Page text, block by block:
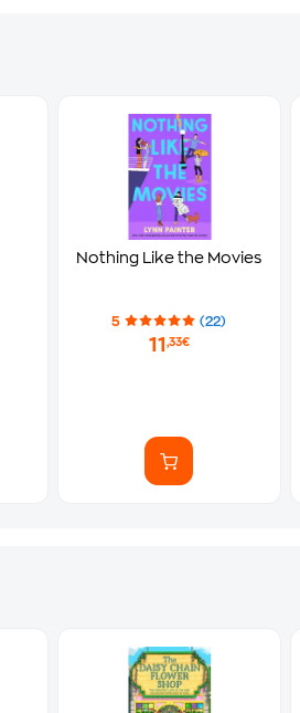
Nothing Like the Movies
5 (22)
11 ,33€